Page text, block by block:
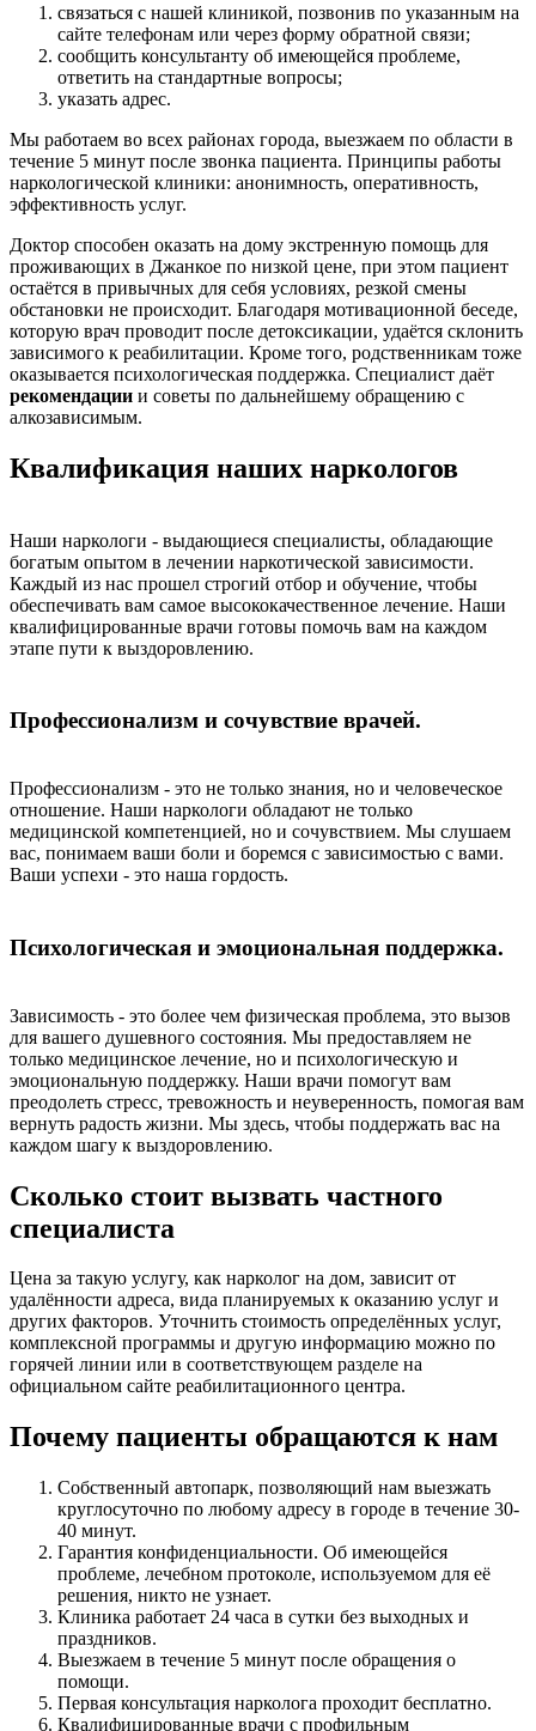
связаться с нашей клиникой, позвонив по указанным на
сайте телефонам или через форму обратной связи;
сообщить консультанту об имеющейся проблеме,
ответить на стандартные вопросы;
указать адрес.
Мы работаем во всех районах города, выезжаем по области в
течение 5 минут после звонка пациента. Принципы работы
наркологической клиники: анонимность, оперативность,
эффективность услуг.
Доктор способен оказать на дому экстренную помощь для
проживающих в Джанкое по низкой цене, при этом пациент
остаётся в привычных для себя условиях, резкой смены
обстановки не происходит. Благодаря мотивационной беседе,
которую врач проводит после детоксикации, удаётся склонить
зависимого к реабилитации. Кроме того, родственникам тоже
оказывается психологическая поддержка. Специалист даёт
рекомендации и советы по дальнейшему обращению с
алкозависимым.
Квалификация наших наркологов
Наши наркологи - выдающиеся специалисты, обладающие
богатым опытом в лечении наркотической зависимости.
Каждый из нас прошел строгий отбор и обучение, чтобы
обеспечивать вам самое высококачественное лечение. Наши
квалифицированные врачи готовы помочь вам на каждом
этапе пути к выздоровлению.
Профессионализм и сочувствие врачей.
Профессионализм - это не только знания, но и человеческое
отношение. Наши наркологи обладают не только
медицинской компетенцией, но и сочувствием. Мы слушаем
вас, понимаем ваши боли и боремся с зависимостью с вами.
Ваши успехи - это наша гордость.
Психологическая и эмоциональная поддержка.
Зависимость - это более чем физическая проблема, это вызов
для вашего душевного состояния. Мы предоставляем не
только медицинское лечение, но и психологическую и
эмоциональную поддержку. Наши врачи помогут вам
преодолеть стресс, тревожность и неуверенность, помогая вам
вернуть радость жизни. Мы здесь, чтобы поддержать вас на
каждом шагу к выздоровлению.
Сколько стоит вызвать частного
специалиста
Цена за такую услугу, как нарколог на дом, зависит от
удалённости адреса, вида планируемых к оказанию услуг и
других факторов. Уточнить стоимость определённых услуг,
комплексной программы и другую информацию можно по
горячей линии или в соответствующем разделе на
официальном сайте реабилитационного центра.
Почему пациенты обращаются к нам
Собственный автопарк, позволяющий нам выезжать
круглосуточно по любому адресу в городе в течение 30-
40 минут.
Гарантия конфиденциальности. Об имеющейся
проблеме, лечебном протоколе, используемом для её
решения, никто не узнает.
Клиника работает 24 часа в сутки без выходных и
праздников.
Выезжаем в течение 5 минут после обращения о
помощи.
Первая консультация нарколога проходит бесплатно.
Квалифицированные врачи с профильным